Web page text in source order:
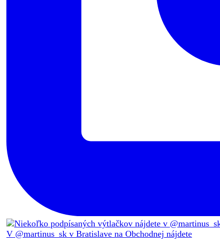
V @martinus_sk v Bratislave na Obchodnej nájdete